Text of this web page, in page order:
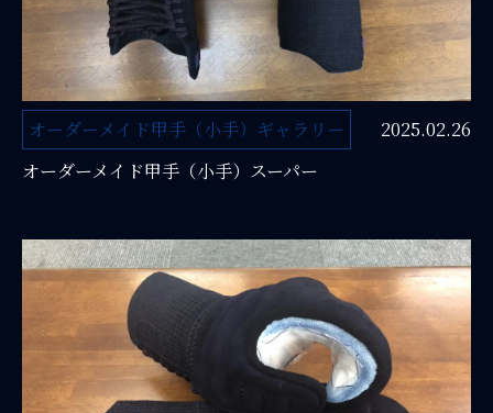
オーダーメイド甲手（小手）ギャラリー
2025.02.26
オーダーメイド甲手（小手）スーパー